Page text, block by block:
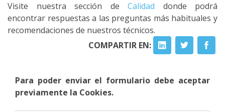
Visite nuestra sección de Calidad donde podrá
encontrar respuestas a las preguntas más habituales y
recomendaciones de nuestros técnicos.
COMPARTIR EN:
Para poder enviar el formulario debe aceptar
previamente la Cookies.